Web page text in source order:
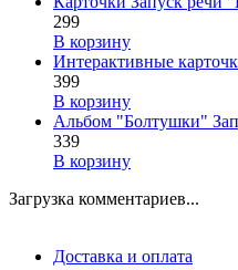
299
В корзину
Интерактивные
399
В корзину
Альбом "Болтушки"
339
В корзину
Загрузка комментариев...
Доставка и оплата